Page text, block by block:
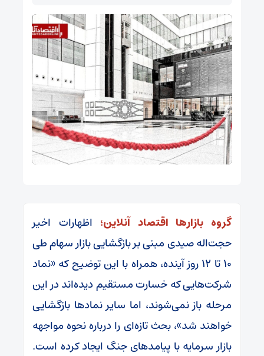
گروه بازارها اقتصاد آنلاین؛ اظهارات اخیر
حجت‌اله صیدی مبنی بر بازگشایی بازار سهام طی
۱۰ تا ۱۲ روز آینده، همراه با این توضیح که «نماد
شرکت‌هایی که خسارت مستقیم دیده‌اند در این
مرحله باز نمی‌شوند، اما سایر نماد‌ها بازگشایی
خواهند شد»، بحث تازه‌ای را درباره نحوه مواجهه
بازار سرمایه با پیامد‌های جنگ ایجاد کرده است.